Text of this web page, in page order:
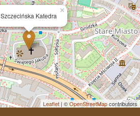
Szczecińska Katedra
×
Leaflet | ©OpenStreetMapcontributors